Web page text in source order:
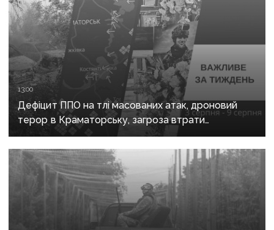
13:00
Дефіцит ППО на тлі масованих атак, дроновий
терор в Краматорську, загроза втрати
Костянтинівки та прощання з Олексієм Юковим:
важливе за тиждень